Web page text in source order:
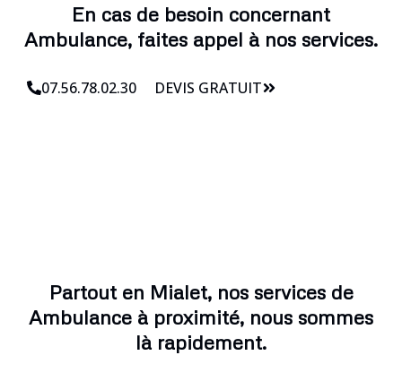
En cas de besoin concernant
Ambulance, faites appel à nos services.
07.56.78.02.30 DEVIS GRATUIT
Partout en Mialet, nos services de
Ambulance à proximité, nous sommes
là rapidement.